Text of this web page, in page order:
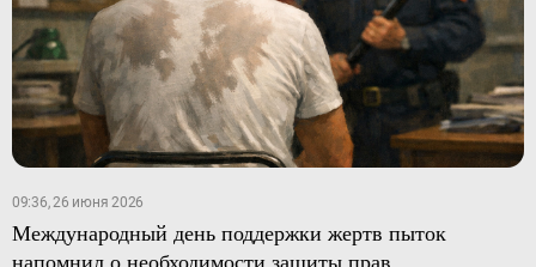
09:36, 26 июня 2026
Международный день поддержки жертв пыток
напомнил о необходимости защиты прав